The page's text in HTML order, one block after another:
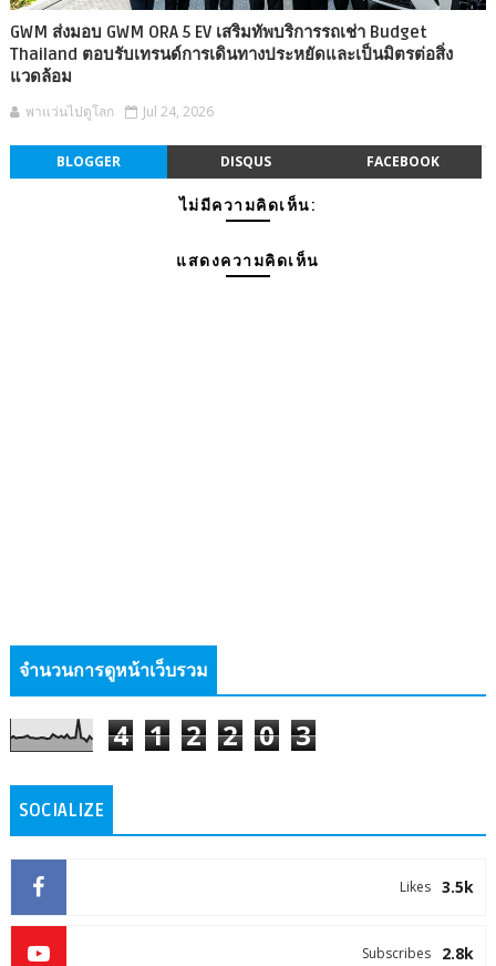
GWM ส่งมอบ GWM ORA 5 EV เสริมทัพบริการรถเช่า Budget
Thailand ตอบรับเทรนด์การเดินทางประหยัดและเป็นมิตรต่อสิ่ง
แวดล้อม
พาแว่นไปดูโลก Jul 24, 2026
BLOGGER DISQUS FACEBOOK
ไม่มีความคิดเห็น:
แสดงความคิดเห็น
จำนวนการดูหน้าเว็บรวม
4 1 2 2 0 3
SOCIALIZE
3.5k
Likes
2.8k
Subscribes